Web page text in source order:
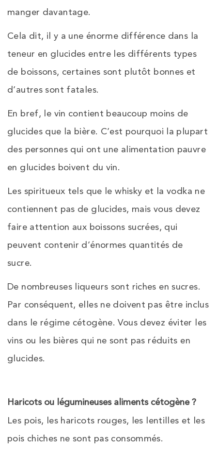
manger davantage.
Cela dit, il y a une énorme différence dans la
teneur en glucides entre les différents types
de boissons, certaines sont plutôt bonnes et
d’autres sont fatales.
En bref, le vin contient beaucoup moins de
glucides que la bière. C’est pourquoi la plupart
des personnes qui ont une alimentation pauvre
en glucides boivent du vin.
Les spiritueux tels que le whisky et la vodka ne
contiennent pas de glucides, mais vous devez
faire attention aux boissons sucrées, qui
peuvent contenir d’énormes quantités de
sucre.
De nombreuses liqueurs sont riches en sucres.
Par conséquent, elles ne doivent pas être inclus
dans le régime cétogène. Vous devez éviter les
vins ou les bières qui ne sont pas réduits en
glucides.
Haricots ou légumineuses aliments cétogène ?
Les pois, les haricots rouges, les lentilles et les
pois chiches ne sont pas consommés.